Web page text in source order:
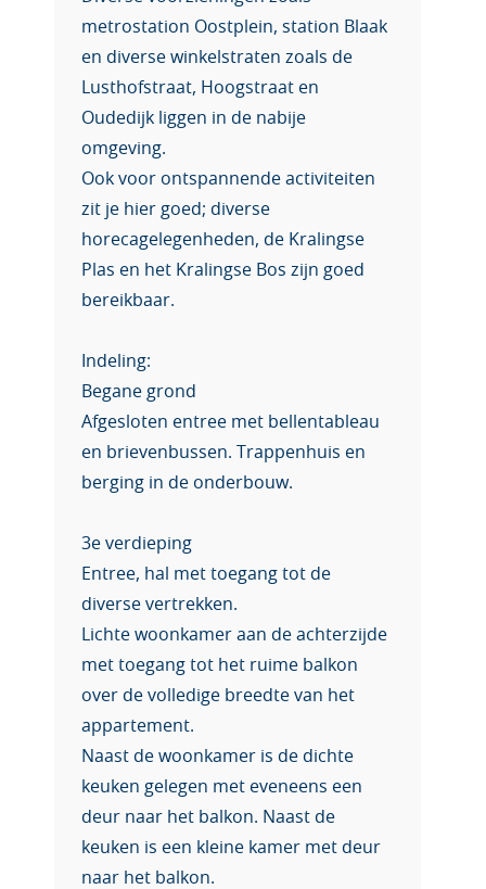
metrostation Oostplein, station Blaak
en diverse winkelstraten zoals de
Lusthofstraat, Hoogstraat en
Oudedijk liggen in de nabije
omgeving.
Ook voor ontspannende activiteiten
zit je hier goed; diverse
horecagelegenheden, de Kralingse
Plas en het Kralingse Bos zijn goed
bereikbaar.
Indeling:
Begane grond
Afgesloten entree met bellentableau
en brievenbussen. Trappenhuis en
berging in de onderbouw.
3e verdieping
Entree, hal met toegang tot de
diverse vertrekken.
Lichte woonkamer aan de achterzijde
met toegang tot het ruime balkon
over de volledige breedte van het
appartement.
Naast de woonkamer is de dichte
keuken gelegen met eveneens een
deur naar het balkon. Naast de
keuken is een kleine kamer met deur
naar het balkon.